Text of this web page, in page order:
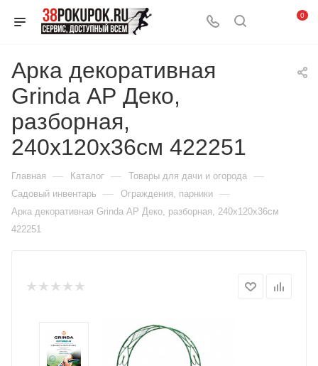
0
Арка декоративная
Grinda АР Деко,
разборная,
240х120х36см 422251
Главная — Каталог — Товары для дачи и огорода —
Садовый инвентарь — Ограждения, парники —
Арка декоративная Grinda АР Деко, разборная, 240х120х36см
422251